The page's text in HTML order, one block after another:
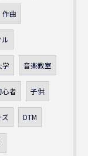
作曲
学 音楽教室
心者 子供
ズ DTM